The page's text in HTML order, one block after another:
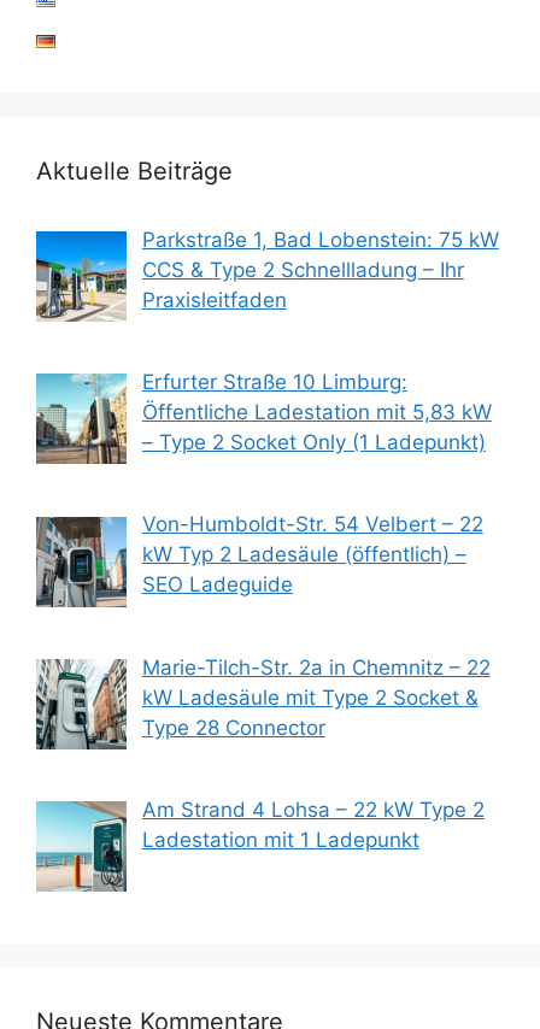
Aktuelle Beiträge
Parkstraße 1, Bad Lobenstein: 75 kW
CCS & Type 2 Schnellladung – Ihr
Praxisleitfaden
Erfurter Straße 10 Limburg:
Öffentliche Ladestation mit 5,83 kW
– Type 2 Socket Only (1 Ladepunkt)
Von-Humboldt-Str. 54 Velbert – 22
kW Typ 2 Ladesäule (öffentlich) –
SEO Ladeguide
Marie-Tilch-Str. 2a in Chemnitz – 22
kW Ladesäule mit Type 2 Socket &
Type 28 Connector
Am Strand 4 Lohsa – 22 kW Type 2
Ladestation mit 1 Ladepunkt
Neueste Kommentare